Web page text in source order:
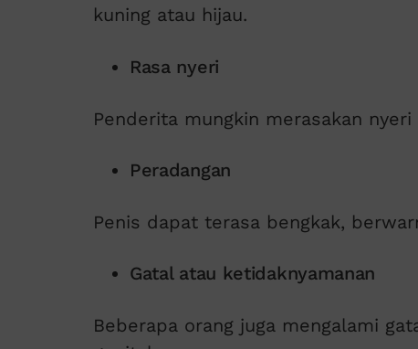
kuning atau hijau.
Rasa nyeri
Penderita mungkin merasakan
Peradangan
Penis dapat terasa bengkak,
Gatal atau ketidaknyamanan
Beberapa orang juga mengalami